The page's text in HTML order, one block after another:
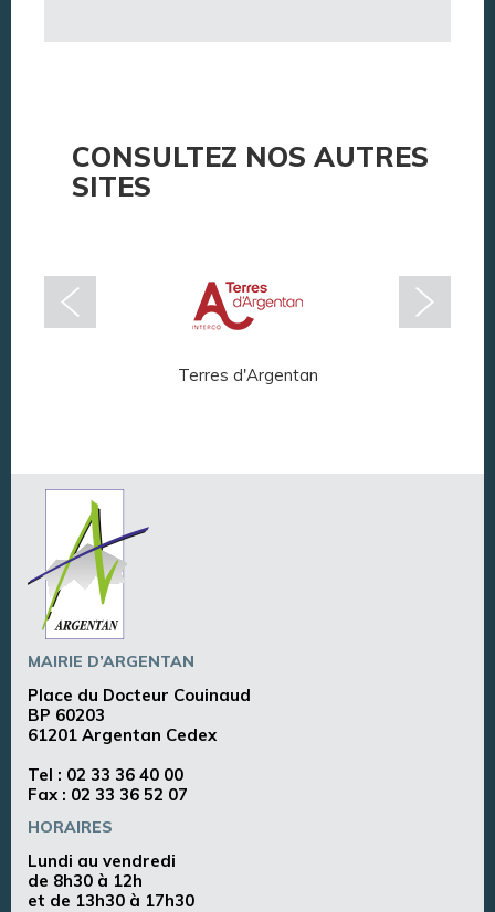
CONSULTEZ NOS AUTRES
SITES
Terres d'Argentan
MAIRIE D’ARGENTAN
Place du Docteur Couinaud
BP 60203
61201 Argentan Cedex
Tel : 02 33 36 40 00
Fax : 02 33 36 52 07
HORAIRES
Lundi au vendredi
de 8h30 à 12h
et de 13h30 à 17h30